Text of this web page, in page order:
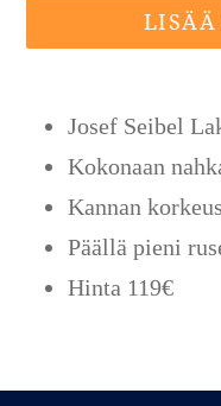
LISÄÄ
lisääminen
ostoskoriin
Josef Seibel
Kokonaan
Kannan
Päällä pieni
Hinta 119€